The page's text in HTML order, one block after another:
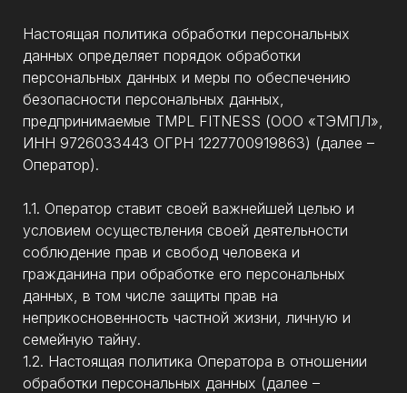
Настоящая политика обработки персональных
данных определяет порядок обработки
персональных данных и меры по обеспечению
безопасности персональных данных,
предпринимаемые TMPL FITNESS (ООО «ТЭМПЛ»,
ИНН 9726033443 ОГРН 1227700919863) (далее –
Оператор).
1.1. Оператор ставит своей важнейшей целью и
условием осуществления своей деятельности
соблюдение прав и свобод человека и
гражданина при обработке его персональных
данных, в том числе защиты прав на
неприкосновенность частной жизни, личную и
семейную тайну.
1.2. Настоящая политика Оператора в отношении
обработки персональных данных (далее –